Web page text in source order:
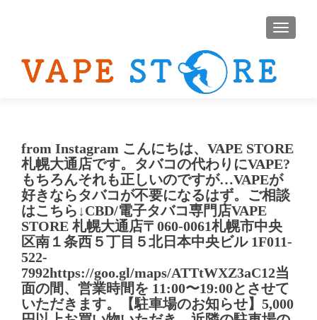
ナビゲ
from Instagram こんにちは、VAPE STORE
札幌大通店です。⁡タバコの代わりにVAPE?
もちろんそれも正しいのですが…⁡VAPEが
好きならタバコが不要になるはず。⁡ご相談
はこちら↓⁡CBD/電子タバコ専門店VAPE
STORE 札幌大通店〒060-0061札幌市中央
区南１条西５丁目５北日本中央ビル 1F011-
522-
7992https://goo.gl/maps/ATTtWXZ3aC12⁡当
面の間、営業時間を 11:00〜19:00とさせて
いただきます。⁡【駐車場のお知らせ】⁡5,000